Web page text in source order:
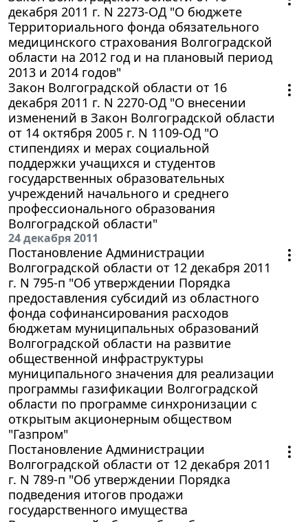
декабря 2011 г. N 2273-ОД "О бюджете
Территориального фонда обязательного
медицинского страхования Волгоградской
области на 2012 год и на плановый период
2013 и 2014 годов"
Закон Волгоградской области от 16
декабря 2011 г. N 2270-ОД "О внесении
изменений в Закон Волгоградской области
от 14 октября 2005 г. N 1109-ОД "О
стипендиях и мерах социальной
поддержки учащихся и студентов
государственных образовательных
учреждений начального и среднего
профессионального образования
Волгоградской области"
24 декабря 2011
Постановление Администрации
Волгоградской области от 12 декабря 2011
г. N 795-п "Об утверждении Порядка
предоставления субсидий из областного
фонда софинансирования расходов
бюджетам муниципальных образований
Волгоградской области на развитие
общественной инфраструктуры
муниципального значения для реализации
программы газификации Волгоградской
области по программе синхронизации с
открытым акционерным обществом
"Газпром"
Постановление Администрации
Волгоградской области от 12 декабря 2011
г. N 789-п "Об утверждении Порядка
подведения итогов продажи
государственного имущества